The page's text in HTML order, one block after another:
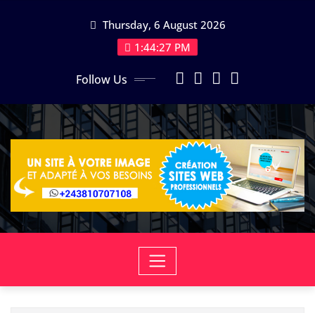
Thursday, 6 August 2026
1:44:28 PM
Follow Us